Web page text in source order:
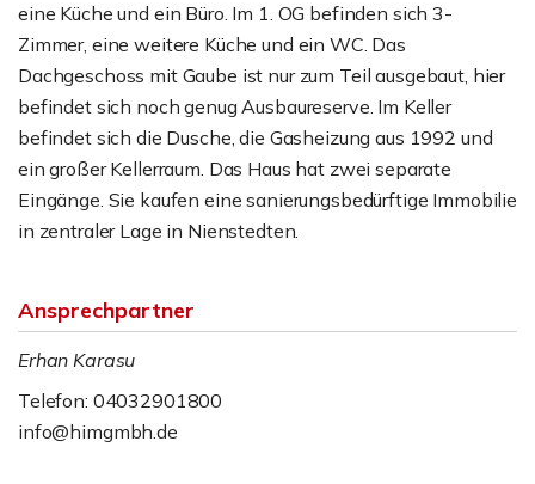
eine Küche und ein Büro. Im 1. OG befinden sich 3-
Zimmer, eine weitere Küche und ein WC. Das
Dachgeschoss mit Gaube ist nur zum Teil ausgebaut, hier
befindet sich noch genug Ausbaureserve. Im Keller
befindet sich die Dusche, die Gasheizung aus 1992 und
ein großer Kellerraum. Das Haus hat zwei separate
Eingänge. Sie kaufen eine sanierungsbedürftige Immobilie
in zentraler Lage in Nienstedten.
Ansprechpartner
Erhan Karasu
Telefon: 04032901800
info@himgmbh.de